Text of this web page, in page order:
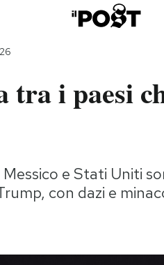
tra i paesi
e Stati Uniti
con dazi e